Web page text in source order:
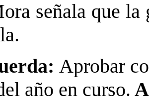
señala que
Aprobar
año en curso.